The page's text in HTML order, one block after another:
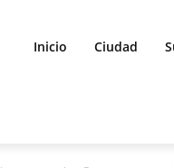
Inicio Ciudad